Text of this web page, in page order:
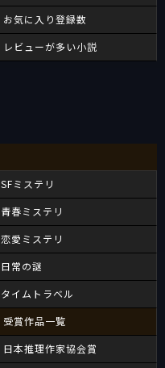
お気に入り登録数
レビューが多い小説
SFミステリ
青春ミステリ
恋愛ミステリ
日常の謎
タイムトラベル
受賞作品一覧
日本推理作家協会賞